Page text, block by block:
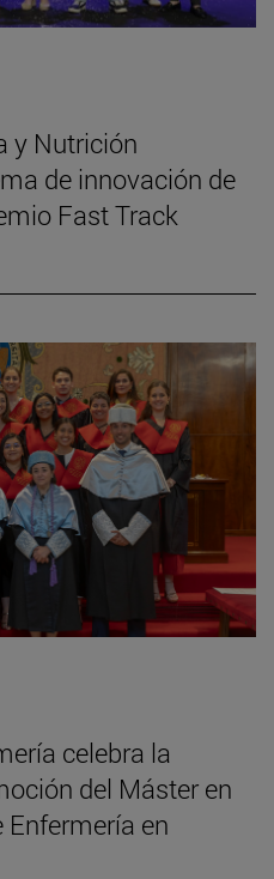
y Nutrición
de innovación de
Fast Track
celebra la
del Máster en
Enfermería en